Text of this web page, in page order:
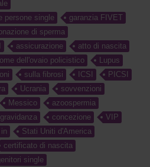
persone single
garanzia FIVET
di sperma
assicurazione
atto di nascita
dell'ovaio policistico
Lupus
sulla fibrosi ICSI
PICSI
Ucrania
sovvenzioni
Messico
azoospermia
gravidanza concezione
VIP
Stati Uniti d'America
certificato di nascita
single